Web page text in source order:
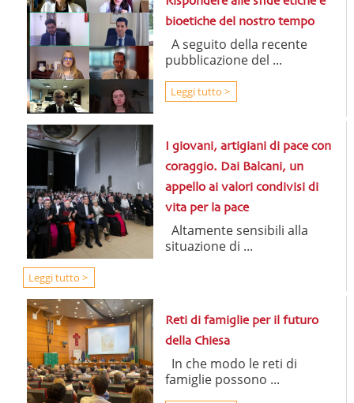
bioetiche del nostro tempo
A seguito della recente
pubblicazione del ...
Leggi tutto >
I giovani, artigiani di pace con
coraggio. Dai Balcani, un
appello ai valori condivisi di
vita per la pace
Altamente sensibili alla
situazione di ...
Leggi tutto >
Reti di famiglie per il futuro
della Chiesa
In che modo le reti di
famiglie possono ...